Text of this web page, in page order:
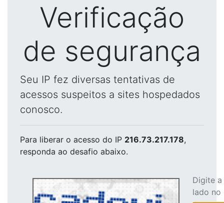
Verificação
de segurança
Seu IP fez diversas tentativas de
acessos suspeitos a sites hospedados
conosco.
Para liberar o acesso do IP 216.73.217.178,
responda ao desafio abaixo.
Digite
lado no